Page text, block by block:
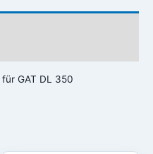
GAT DL 350